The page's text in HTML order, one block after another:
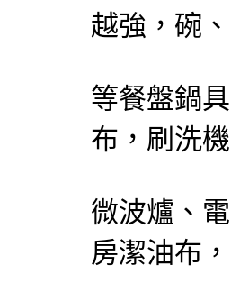
越強，碗
等餐盤鍋
布，刷洗
微波爐、
房潔油布